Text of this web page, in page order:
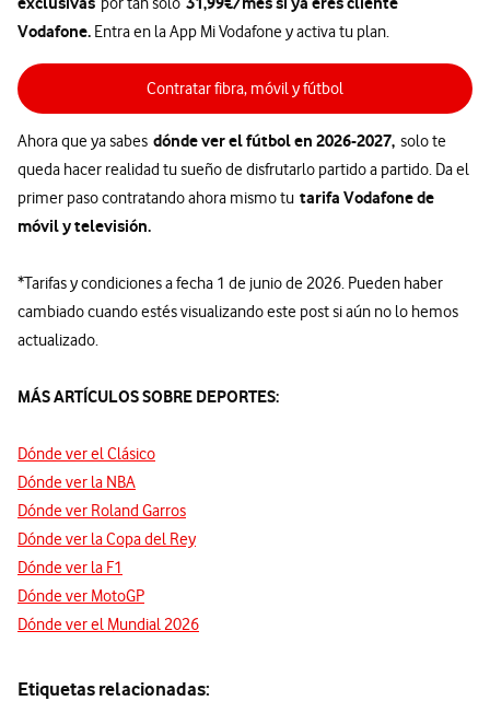
Vodafone. Entra en la App Mi Vodafone y activa tu plan.
Contratar fibra, móvil y fútbol
Ahora que ya sabes dónde ver el fútbol en 2026-2027, solo te
queda hacer realidad tu sueño de disfrutarlo partido a partido. Da el
primer paso contratando ahora mismo tu tarifa Vodafone de
móvil y televisión.
*Tarifas y condiciones a fecha 1 de junio de 2026. Pueden haber
cambiado cuando estés visualizando este post si aún no lo hemos
actualizado.
MÁS ARTÍCULOS SOBRE DEPORTES:
Dónde ver el Clásico
Dónde ver la NBA
Dónde ver Roland Garros
Dónde ver la Copa del Rey
Dónde ver la F1
Dónde ver MotoGP
Dónde ver el Mundial 2026
Etiquetas relacionadas: